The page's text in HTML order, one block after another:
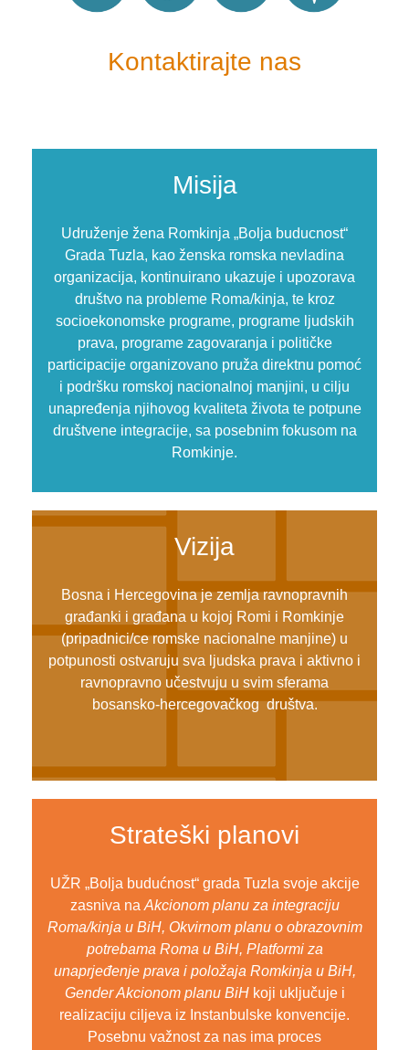
Kontaktirajte nas
Misija
Udruženje žena Romkinja „Bolja buducnost“
Grada Tuzla, kao ženska romska nevladina
organizacija, kontinuirano ukazuje i upozorava
društvo na probleme Roma/kinja, te kroz
socioekonomske programe, programe ljudskih
prava, programe zagovaranja i političke
participacije organizovano pruža direktnu pomoć
i podršku romskoj nacionalnoj manjini, u cilju
unapređenja njihovog kvaliteta života te potpune
društvene integracije, sa posebnim fokusom na
Romkinje.
Vizija
Bosna i Hercegovina je zemlja ravnopravnih
građanki i građana u kojoj Romi i Romkinje
(pripadnici/ce romske nacionalne manjine) u
potpunosti ostvaruju sva ljudska prava i aktivno i
ravnopravno učestvuju u svim sferama
bosansko-hercegovačkog društva.
Strateški planovi
UŽR „Bolja budućnost“ grada Tuzla svoje akcije
zasniva na Akcionom planu za integraciju
Roma/kinja u BiH, Okvirnom planu o obrazovnim
potrebama Roma u BiH, Platformi za
unaprjeđenje prava i položaja Romkinja u BiH,
Gender Akcionom planu BiH koji uključuje i
realizaciju ciljeva iz Instanbulske konvencije.
Posebnu važnost za nas ima proces